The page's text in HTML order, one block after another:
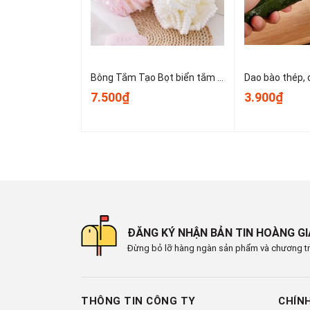
Bông Tắm Tạo Bọt biển tắm lớn, bọt biển tắm cao cấp không bị lan rộng, siêu mềm và dễ tạo bọt A3553
7.500₫ 3.900₫
ĐĂNG KÝ NHẬN BẢN TIN HOÀNG
Đừng bỏ lỡ hàng ngàn sản phẩm và chương
THÔNG TIN CÔNG TY